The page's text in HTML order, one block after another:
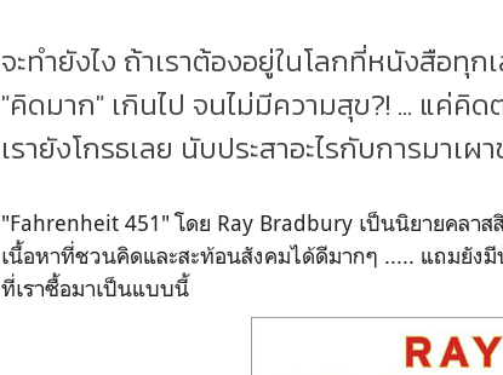
จะทำยังไง ถ้าเราต้องอยู่ในโลกที่หนังสือทุ
"คิดมาก" เกินไป จนไม่มีความสุข?! ... แค่คิ
เรายังโกรธเลย นับประสาอะไรกับการมา
"Fahrenheit 451" โดย Ray Bradbury เป็นนิยายคล
เนื้อหาที่ชวนคิดและสะท้อนสังคมได้ดีมากๆ ..... แถมยัง
ที่เราซื้อมาเป็นแบบนี้